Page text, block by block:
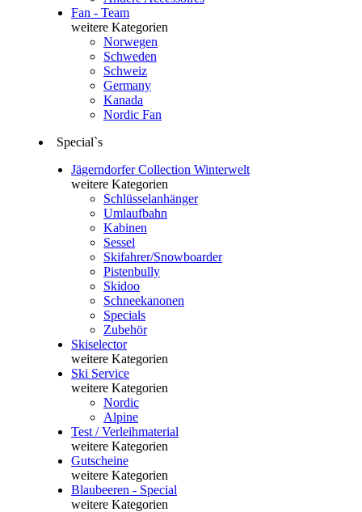
Fan - Team
weitere Kategorien
Norwegen
Schweden
Schweiz
Germany
Kanada
Nordic Fan
Special`s
Jägerndorfer Collection Winterwelt
weitere Kategorien
Schlüsselanhänger
Umlaufbahn
Kabinen
Sessel
Skifahrer/Snowboarder
Pistenbully
Skidoo
Schneekanonen
Specials
Zubehör
Skiselector
weitere Kategorien
Ski Service
weitere Kategorien
Nordic
Alpine
Test / Verleihmaterial
weitere Kategorien
Gutscheine
weitere Kategorien
Blaubeeren - Special
weitere Kategorien